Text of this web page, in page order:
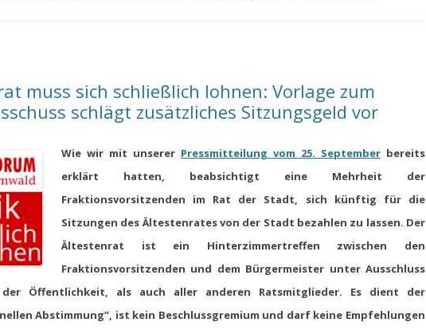
muss sich schließlich lohnen: Vorlage zum
schlägt zusätzliches Sitzungsgeld vor
Wie wir mit unserer Pressmitteilung vom 25. September bereits
erklärt hatten, beabsichtigt eine Mehrheit der
Fraktionsvorsitzenden im Rat der Stadt, sich künftig für die
Sitzungen des Ältestenrates von der Stadt bezahlen zu lassen. Der
Ältestenrat ist ein Hinterzimmertreffen zwischen den
Fraktionsvorsitzenden und dem Bürgermeister unter Ausschluss
der Öffentlichkeit, als auch aller anderen Ratsmitglieder. Es dient der
Abstimmung“, ist kein Beschlussgremium und darf keine Empfehlungen